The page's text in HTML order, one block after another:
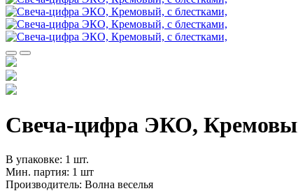
Свеча-цифра ЭКО,
В упаковке: 1 шт.
Мин. партия: 1 шт
Производитель: Волна веселья